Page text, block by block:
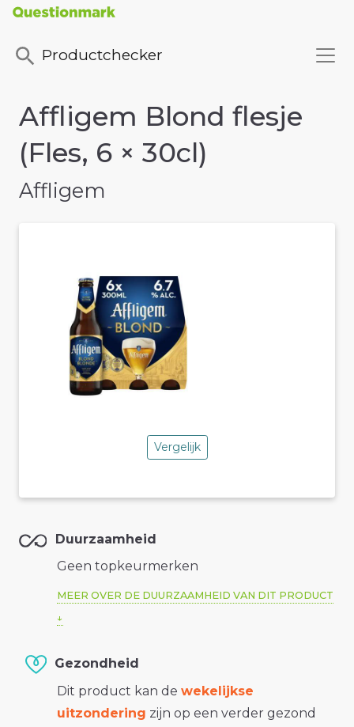
Productchecker
Affligem Blond flesje
(Fles, 6 × 30cl)
Affligem
Vergelijk
Duurzaamheid
Geen topkeurmerken
MEER OVER DE DUURZAAMHEID VAN DIT PRODUCT
Gezondheid
Dit product kan de wekelijkse
uitzondering zijn op een verder gezond